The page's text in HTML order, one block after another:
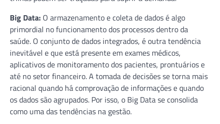
Big Data: O armazenamento e coleta de dados é algo
primordial no funcionamento dos processos dentro da
saúde. O conjunto de dados integrados, é outra tendência
inevitável e que está presente em exames médicos,
aplicativos de monitoramento dos pacientes, prontuários e
até no setor financeiro. A tomada de decisões se torna mais
racional quando há comprovação de informações e quando
os dados são agrupados. Por isso, o Big Data se consolida
como uma das tendências na gestão.